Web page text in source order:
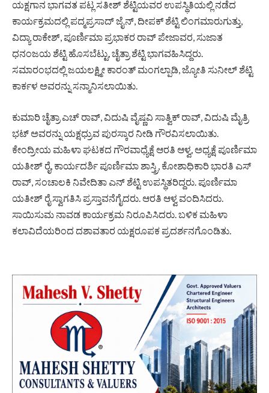
ಯಕ್ಷಗಾನ ಭಾಗವತ ಪಟ್ಲ ಸತೀಶ್ ಶೆಟ್ಟಿಯವರ ಉಪಸ್ಥಿತಿಯಲ್ಲಿ ನಡೆದ
ಕಾರ್ಯಕ್ರಮದಲ್ಲಿ ಪದ್ಮಪ್ರಸಾದ್ ಜೈನ್, ದೀಪಕ್ ಶೆಟ್ಟಿ ಲಿಂಗಮಾರುಗುತ್ತು,
ವಿದ್ಯಾ ರಾಕೇಶ್, ಪೂರ್ಣಿಮಾ ಪ್ರಭಾಕರ ರಾವ್ ಪೇಜಾವರ, ಸುಜಾತ
ಧನಂಜಯ ಶೆಟ್ಟಿ ಹೊಸಬೆಟ್ಟು, ಚೈತ್ರಾ ಶೆಟ್ಟಿ ಭಾಗವಹಿಸಿದ್ದರು.
ಸಮಾರಂಭದಲ್ಲಿ ಜಯಲಕ್ಷ್ಮೀ ಕಾರಂತ್ ಮಂಗಲ್ಪಾಡಿ, ಜ್ಯೋತಿ ಸುನೀಲ್ ಶೆಟ್ಟಿ
ಕಾರ್ಕಳ ಅವರನ್ನು ಸನ್ಮಾನಿಸಲಾಯಿತು.
ಕುಮಾರಿ ಚೈತ್ರಾ ಎಚ್ ರಾವ್, ವಿದುಷಿ ವೈಷ್ಣವಿ ಸಾತ್ವಿಕ್ ರಾವ್, ವಿದುಷಿ ಮೈತ್ರಿ
ಭಟ್ ಅವರನ್ನು ಯಕ್ಷಧ್ರುವ ಪುರಸ್ಕಾರ ನೀಡಿ ಗೌರವಿಸಲಾಯಿತು.
ಕೇಂದ್ರೀಯ ಮಹಿಳಾ ಘಟಕದ ಗೌರವಾಧ್ಯೆಕ್ಷೆ ಆರತಿ ಆಳ್ವ, ಅಧ್ಯಕ್ಷೆ ಪೂರ್ಣಿಮಾ
ಯತೀಶ್ ರೈ, ಕಾರ್ಯದರ್ಶಿ ಪೂರ್ಣಿಮಾ ಶಾಸ್ತ್ರಿ, ಕೋಶಾಧಿಕಾರಿ ಭಾರತಿ ಎಸ್
ರಾವ್, ಸಂಚಾಲಕಿ ನಿವೇದಿತಾ ಎನ್ ಶೆಟ್ಟಿ ಉಪಸ್ಥಿತರಿದ್ದರು. ಪೂರ್ಣಿಮಾ
ಯತೀಶ್ ರೈ ಸ್ವಾಗತಿಸಿ ಪ್ರಸ್ತಾವನೆಗೈದರು. ಆರತಿ ಆಳ್ವ ವಂದಿಸಿದರು.
ಸಾಯಿಸುಮ ನಾವಡ ಕಾರ್ಯಕ್ರಮ‌ ನಿರೂಪಿಸಿದರು. ಬಳಿಕ ಮಹಿಳಾ
ಕಲಾವಿದೆಯರಿಂದ ದಶಾವತಾರ ಯಕ್ಷರೂಪಕ ಪ್ರದರ್ಶನಗೊಂಡಿತು.